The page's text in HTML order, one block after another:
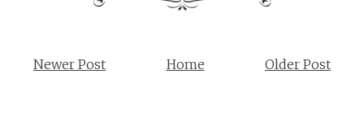
Newer Post Older Post
Home